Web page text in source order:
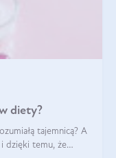
diety?
tajemnicą? A
dzięki temu, że